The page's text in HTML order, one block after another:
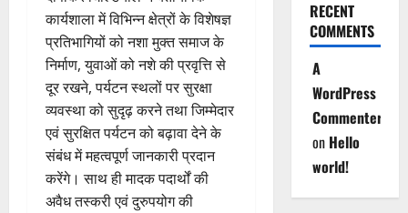
कार्यशाला में विभिन्न क्षेत्रों के विशेषज्ञ
प्रतिभागियों को नशा मुक्त समाज के
निर्माण, युवाओं को नशे की प्रवृत्ति से
दूर रखने, पर्यटन स्थलों पर सुरक्षा
व्यवस्था को सुदृढ़ करने तथा जिम्मेदार
एवं सुरक्षित पर्यटन को बढ़ावा देने के
संबंध में महत्वपूर्ण जानकारी प्रदान
करेंगे। साथ ही मादक पदार्थों की
अवैध तस्करी एवं दुरुपयोग की
RECENT
COMMENTS
A
WordPress
Commenter
on Hello
world!